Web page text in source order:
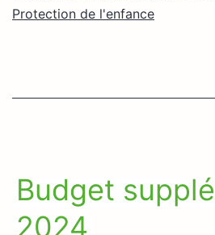
Protection de l'enfance
Budget
2024